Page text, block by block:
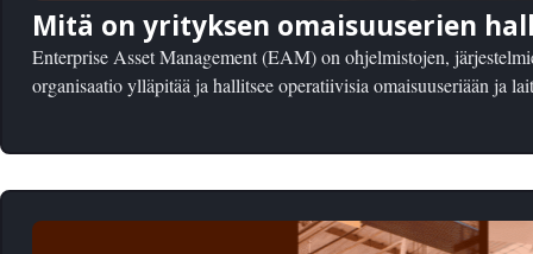
Mitä on yrityksen omaisuuserien
Enterprise Asset Management (EAM) on ohjelmistojen,
organisaatio ylläpitää ja hallitsee operatiivisia omaisuuseriään ja